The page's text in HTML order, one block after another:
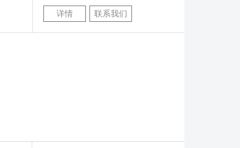
详情 联系我们